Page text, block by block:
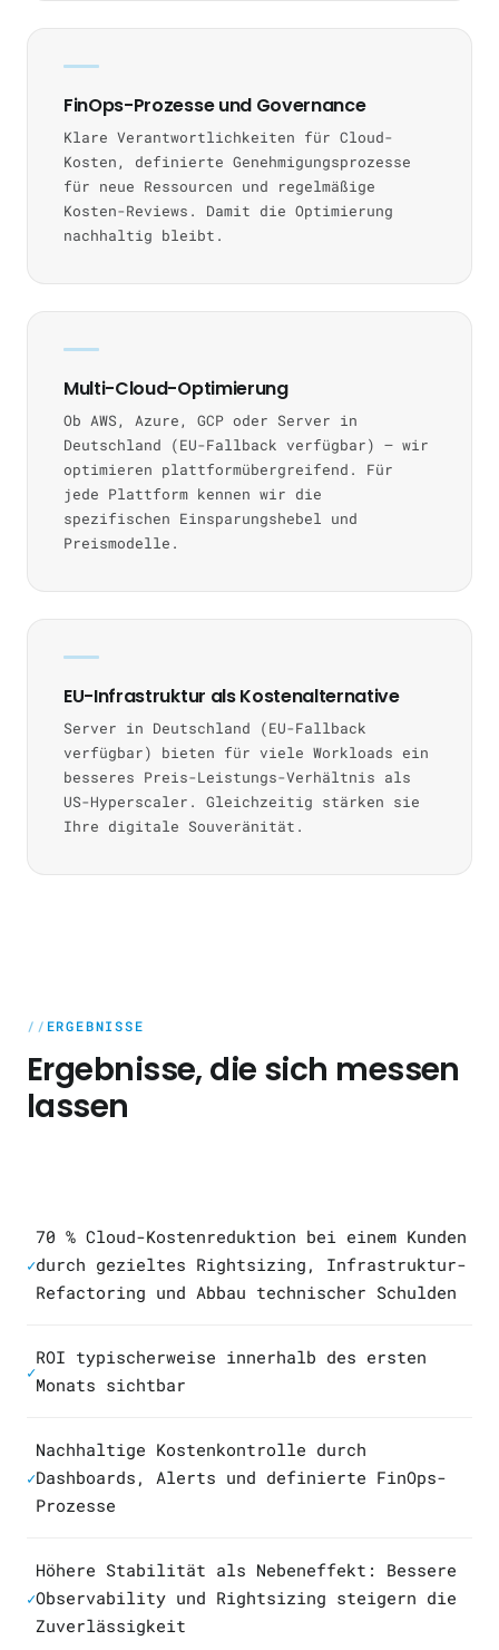
FinOps-Prozesse und Governance
Klare Verantwortlichkeiten für Cloud-
Kosten, definierte Genehmigungsprozesse
für neue Ressourcen und regelmäßige
Kosten-Reviews. Damit die Optimierung
nachhaltig bleibt.
Multi-Cloud-Optimierung
Ob AWS, Azure, GCP oder Server in
Deutschland (EU-Fallback verfügbar) — wir
optimieren plattformübergreifend. Für
jede Plattform kennen wir die
spezifischen Einsparungshebel und
Preismodelle.
EU-Infrastruktur als Kostenalternative
Server in Deutschland (EU-Fallback
verfügbar) bieten für viele Workloads ein
besseres Preis-Leistungs-Verhältnis als
US-Hyperscaler. Gleichzeitig stärken sie
Ihre digitale Souveränität.
ERGEBNISSE
Ergebnisse, die sich messen
lassen
✓
70 % Cloud-Kostenreduktion bei einem Kunden
durch gezieltes Rightsizing, Infrastruktur-
Refactoring und Abbau technischer Schulden
✓
ROI typischerweise innerhalb des ersten
Monats sichtbar
✓
Nachhaltige Kostenkontrolle durch
Dashboards, Alerts und definierte FinOps-
Prozesse
✓
Höhere Stabilität als Nebeneffekt: Bessere
Observability und Rightsizing steigern die
Zuverlässigkeit